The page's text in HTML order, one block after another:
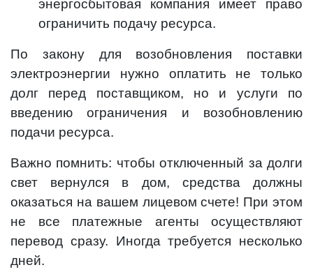
энергосбытовая компания имеет право
ограничить подачу ресурса.
По закону для возобновления поставки
электроэнергии нужно оплатить не только
долг перед поставщиком, но и услуги по
введению ограничения и возобновлению
подачи ресурса.
Важно помнить: чтобы отключенный за долги
свет вернулся в дом, средства должны
оказаться на вашем лицевом счете! При этом
не все платежные агенты осуществляют
перевод сразу. Иногда требуется несколько
дней.